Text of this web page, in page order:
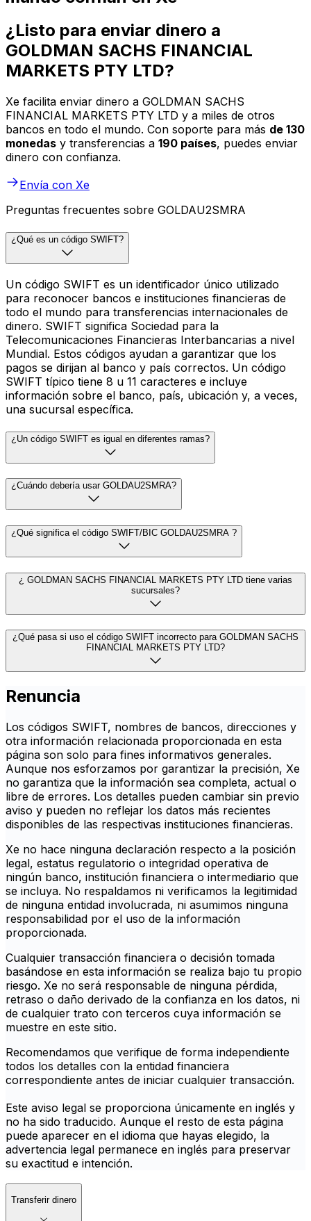
¿Listo para enviar dinero a
GOLDMAN SACHS FINANCIAL
MARKETS PTY LTD?
Xe facilita enviar dinero a GOLDMAN SACHS
FINANCIAL MARKETS PTY LTD y a miles de otros
bancos en todo el mundo. Con soporte para más de 130
monedas y transferencias a 190 países, puedes enviar
dinero con confianza.
Envía con Xe
Preguntas frecuentes sobre GOLDAU2SMRA
¿Qué es un código SWIFT?
Un código SWIFT es un identificador único utilizado
para reconocer bancos e instituciones financieras de
todo el mundo para transferencias internacionales de
dinero. SWIFT significa Sociedad para la
Telecomunicaciones Financieras Interbancarias a nivel
Mundial. Estos códigos ayudan a garantizar que los
pagos se dirijan al banco y país correctos. Un código
SWIFT típico tiene 8 u 11 caracteres e incluye
información sobre el banco, país, ubicación y, a veces,
una sucursal específica.
¿Un código SWIFT es igual en diferentes ramas?
¿Cuándo debería usar GOLDAU2SMRA?
¿Qué significa el código SWIFT/BIC GOLDAU2SMRA ?
¿ GOLDMAN SACHS FINANCIAL MARKETS PTY LTD tiene varias
sucursales?
¿Qué pasa si uso el código SWIFT incorrecto para GOLDMAN SACHS
FINANCIAL MARKETS PTY LTD?
Renuncia
Los códigos SWIFT, nombres de bancos, direcciones y
otra información relacionada proporcionada en esta
página son solo para fines informativos generales.
Aunque nos esforzamos por garantizar la precisión, Xe
no garantiza que la información sea completa, actual o
libre de errores. Los detalles pueden cambiar sin previo
aviso y pueden no reflejar los datos más recientes
disponibles de las respectivas instituciones financieras.
Xe no hace ninguna declaración respecto a la posición
legal, estatus regulatorio o integridad operativa de
ningún banco, institución financiera o intermediario que
se incluya. No respaldamos ni verificamos la legitimidad
de ninguna entidad involucrada, ni asumimos ninguna
responsabilidad por el uso de la información
proporcionada.
Cualquier transacción financiera o decisión tomada
basándose en esta información se realiza bajo tu propio
riesgo. Xe no será responsable de ninguna pérdida,
retraso o daño derivado de la confianza en los datos, ni
de cualquier trato con terceros cuya información se
muestre en este sitio.
Recomendamos que verifique de forma independiente
todos los detalles con la entidad financiera
correspondiente antes de iniciar cualquier transacción.
Este aviso legal se proporciona únicamente en inglés y
no ha sido traducido. Aunque el resto de esta página
puede aparecer en el idioma que hayas elegido, la
advertencia legal permanece en inglés para preservar
su exactitud e intención.
Transferir dinero